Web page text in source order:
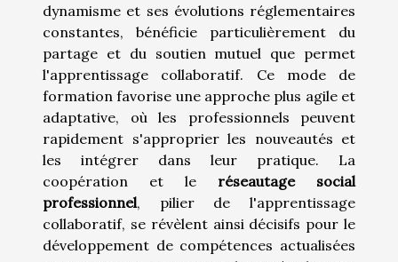
dynamisme et ses évolutions réglementaires
constantes, bénéficie particulièrement du
partage et du soutien mutuel que permet
l'apprentissage collaboratif. Ce mode de
formation favorise une approche plus agile et
adaptative, où les professionnels peuvent
rapidement s'approprier les nouveautés et
les intégrer dans leur pratique. La
coopération et le réseautage social
professionnel, pilier de l'apprentissage
collaboratif, se révèlent ainsi décisifs pour le
développement de compétences actualisées